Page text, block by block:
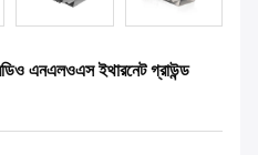
এনএলওএস ইথারনেট গ্রাউন্ড